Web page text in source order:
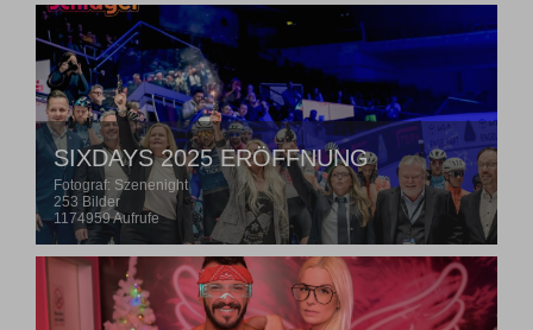
SIXDAYS 2025 ERÖFFNUNG
Fotograf: Szenenight
253 Bilder
1174959 Aufrufe